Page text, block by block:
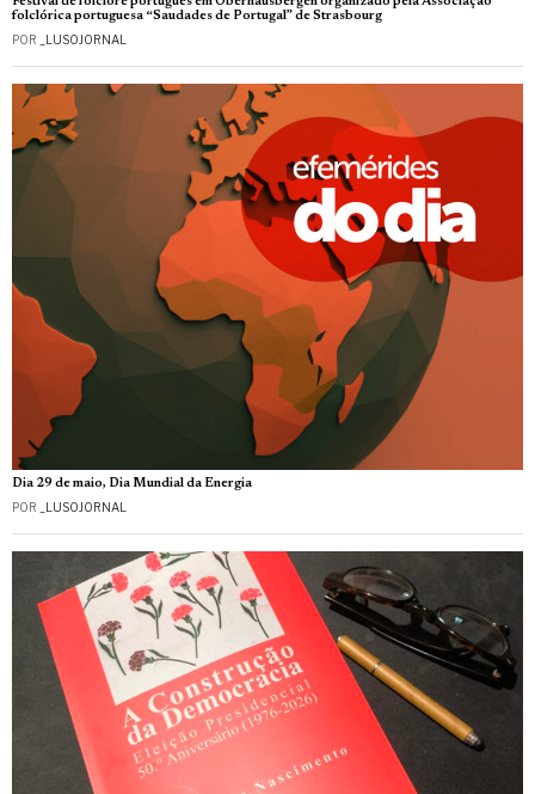
folclórica portuguesa “Saudades de Portugal” de Strasbourg
POR _LUSOJORNAL
Dia 29 de maio, Dia Mundial da Energia
POR _LUSOJORNAL